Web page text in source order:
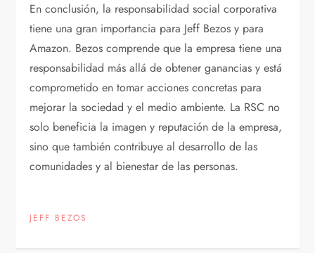
En conclusión, la responsabilidad social corporativa
tiene una gran importancia para Jeff Bezos y para
Amazon. Bezos comprende que la empresa tiene una
responsabilidad más allá de obtener ganancias y está
comprometido en tomar acciones concretas para
mejorar la sociedad y el medio ambiente. La RSC no
solo beneficia la imagen y reputación de la empresa,
sino que también contribuye al desarrollo de las
comunidades y al bienestar de las personas.
JEFF BEZOS